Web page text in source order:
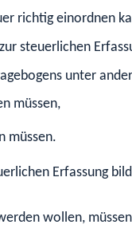
richtig einordnen
steuerlichen
unter
müssen,
müssen.
Erfassung
wollen,